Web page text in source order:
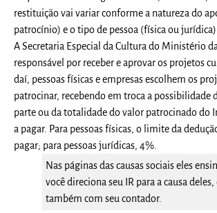
restituição vai variar conforme a natureza do
patrocínio) e o tipo de pessoa (física ou jurídica).
A Secretaria Especial da Cultura do Ministério
responsável por receber e aprovar os projetos
daí, pessoas físicas e empresas escolhem os
patrocinar, recebendo em troca a possibilidade
parte ou da totalidade do valor patrocinado do
a pagar. Para pessoas físicas, o limite da
pagar; para pessoas jurídicas, 4%.
Nas páginas das causas sociais eles
você direciona seu IR para a causa deles,
também com seu contador.